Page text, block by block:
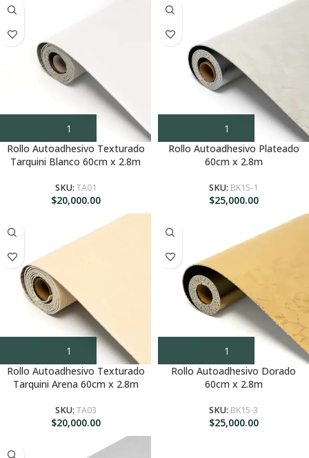
Rollo Autoadhesivo Texturado
Tarquini Blanco 60cm x 2.8m
SKU: TA01
$20,000.00
Rollo Autoadhesivo Plateado
60cm x 2.8m
SKU: BK15-1
$25,000.00
Rollo Autoadhesivo Texturado
Tarquini Arena 60cm x 2.8m
SKU: TA03
$20,000.00
Rollo Autoadhesivo Dorado
60cm x 2.8m
SKU: BK15-3
$25,000.00